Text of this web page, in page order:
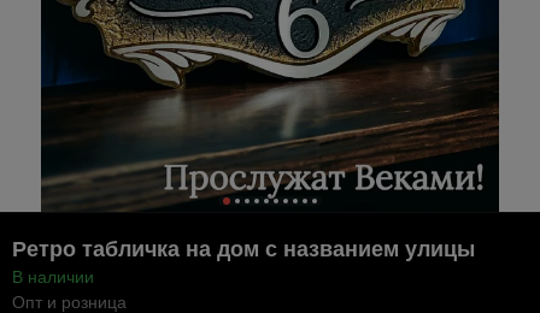
Ретро табличка на дом с названием улицы
В наличии
Опт и розница